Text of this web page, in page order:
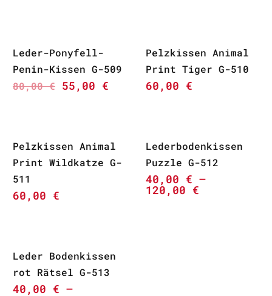
Leder-Ponyfell-
Penin-Kissen G-509
80,00€ 55,00 €
Pelzkissen Animal
Print Tiger G-510
60,00 €
Pelzkissen Animal
Print Wildkatze G-
511
60,00 €
Lederbodenkissen
Puzzle G-512
40,00 € –
120,00 €
Leder Bodenkissen
rot Rätsel G-513
40,00 € –